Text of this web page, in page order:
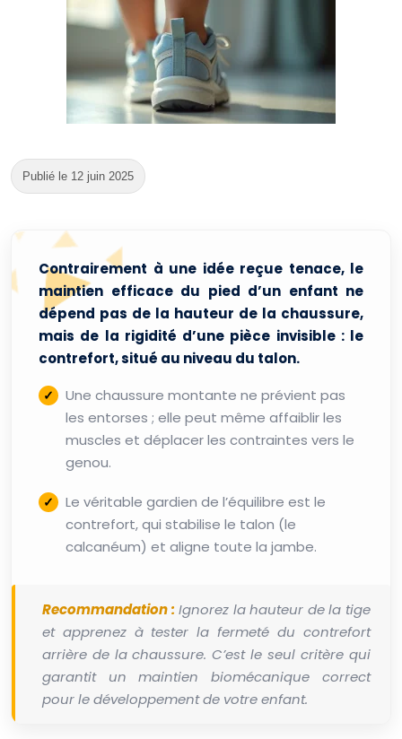
Publié le 12 juin 2025
Contrairement à une idée reçue tenace, le
maintien efficace du pied d’un enfant ne
dépend pas de la hauteur de la chaussure,
mais de la rigidité d’une pièce invisible : le
contrefort, situé au niveau du talon.
Une chaussure montante ne prévient pas
les entorses ; elle peut même affaiblir les
muscles et déplacer les contraintes vers le
genou.
Le véritable gardien de l’équilibre est le
contrefort, qui stabilise le talon (le
calcanéum) et aligne toute la jambe.
Recommandation : Ignorez la hauteur de la tige
et apprenez à tester la fermeté du contrefort
arrière de la chaussure. C’est le seul critère qui
garantit un maintien biomécanique correct
pour le développement de votre enfant.